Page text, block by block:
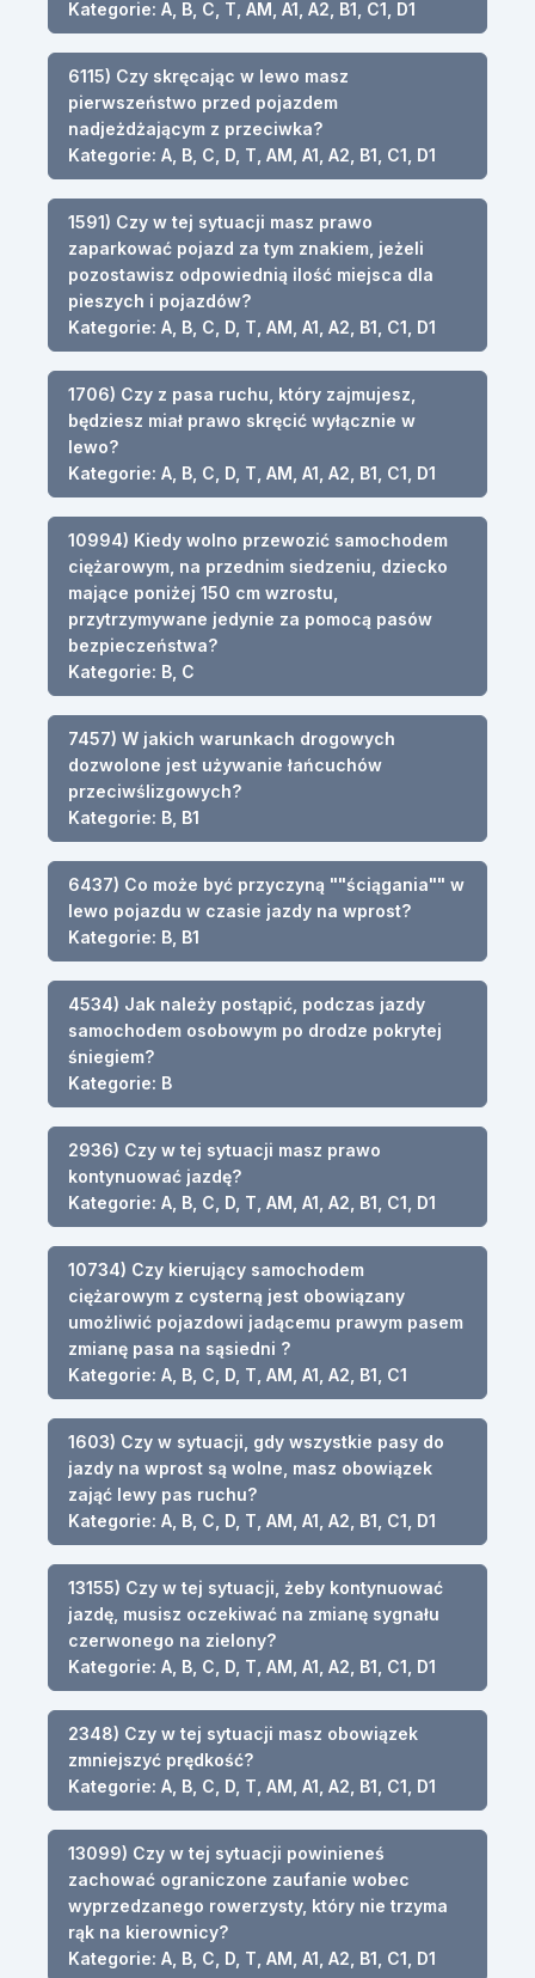
Kategorie: A, B, C, T, AM, A1, A2, B1, C1, D1
6115) Czy skręcając w lewo masz
pierwszeństwo przed pojazdem
nadjeżdżającym z przeciwka?
Kategorie: A, B, C, D, T, AM, A1, A2, B1, C1, D1
1591) Czy w tej sytuacji masz prawo
zaparkować pojazd za tym znakiem, jeżeli
pozostawisz odpowiednią ilość miejsca dla
pieszych i pojazdów?
Kategorie: A, B, C, D, T, AM, A1, A2, B1, C1, D1
1706) Czy z pasa ruchu, który zajmujesz,
będziesz miał prawo skręcić wyłącznie w
lewo?
Kategorie: A, B, C, D, T, AM, A1, A2, B1, C1, D1
10994) Kiedy wolno przewozić samochodem
ciężarowym, na przednim siedzeniu, dziecko
mające poniżej 150 cm wzrostu,
przytrzymywane jedynie za pomocą pasów
bezpieczeństwa?
Kategorie: B, C
7457) W jakich warunkach drogowych
dozwolone jest używanie łańcuchów
przeciwślizgowych?
Kategorie: B, B1
6437) Co może być przyczyną ""ściągania"" w
lewo pojazdu w czasie jazdy na wprost?
Kategorie: B, B1
4534) Jak należy postąpić, podczas jazdy
samochodem osobowym po drodze pokrytej
śniegiem?
Kategorie: B
2936) Czy w tej sytuacji masz prawo
kontynuować jazdę?
Kategorie: A, B, C, D, T, AM, A1, A2, B1, C1, D1
10734) Czy kierujący samochodem
ciężarowym z cysterną jest obowiązany
umożliwić pojazdowi jadącemu prawym pasem
zmianę pasa na sąsiedni ?
Kategorie: A, B, C, D, T, AM, A1, A2, B1, C1
1603) Czy w sytuacji, gdy wszystkie pasy do
jazdy na wprost są wolne, masz obowiązek
zająć lewy pas ruchu?
Kategorie: A, B, C, D, T, AM, A1, A2, B1, C1, D1
13155) Czy w tej sytuacji, żeby kontynuować
jazdę, musisz oczekiwać na zmianę sygnału
czerwonego na zielony?
Kategorie: A, B, C, D, T, AM, A1, A2, B1, C1, D1
2348) Czy w tej sytuacji masz obowiązek
zmniejszyć prędkość?
Kategorie: A, B, C, D, T, AM, A1, A2, B1, C1, D1
13099) Czy w tej sytuacji powinieneś
zachować ograniczone zaufanie wobec
wyprzedzanego rowerzysty, który nie trzyma
rąk na kierownicy?
Kategorie: A, B, C, D, T, AM, A1, A2, B1, C1, D1